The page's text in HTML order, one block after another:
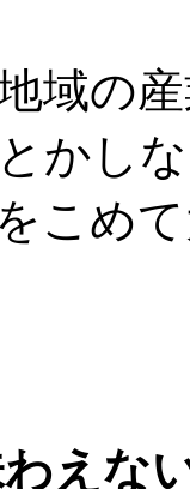
域の
かし
こめ
えな